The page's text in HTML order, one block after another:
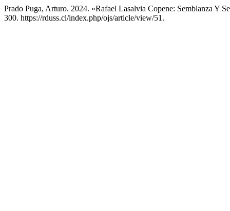
Prado Puga, Arturo. 2024. «Rafael Lasalvia Copene: Semblanza Y
300. https://rduss.cl/index.php/ojs/article/view/51.